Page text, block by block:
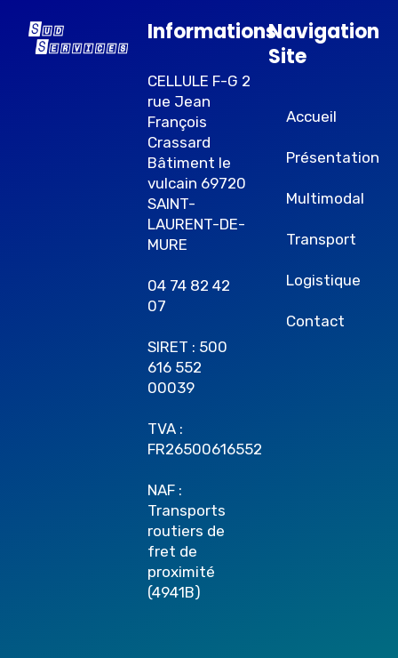
Informations
CELLULE F-G 2
rue Jean
François
Crassard
Bâtiment le
vulcain 69720
SAINT-
LAURENT-DE-
MURE
04 74 82 42
07
SIRET : 500
616 552
00039
TVA :
FR26500616552
NAF :
Transports
routiers de
fret de
proximité
(4941B)
Navigation
Site
Accueil
Présentation
Multimodal
Transport
Logistique
Contact